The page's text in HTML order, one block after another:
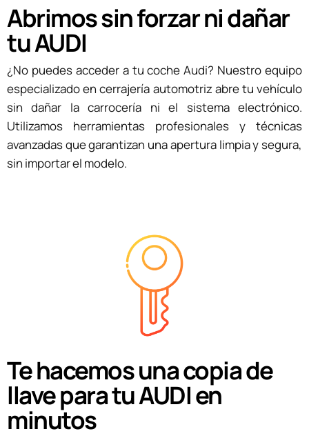
Abrimos sin forzar ni dañar
tu AUDI
¿No puedes acceder a tu coche Audi? Nuestro equipo
especializado en cerrajería automotriz abre tu vehículo
sin dañar la carrocería ni el sistema electrónico.
Utilizamos herramientas profesionales y técnicas
avanzadas que garantizan una apertura limpia y segura,
sin importar el modelo.
Te hacemos una copia de
llave para tu AUDI en
minutos